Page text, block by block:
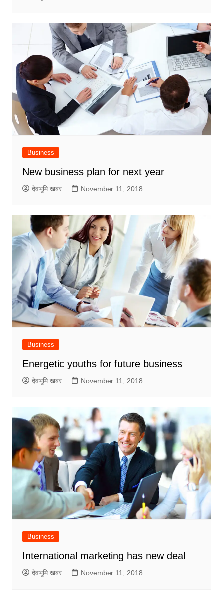
Business
New business plan for next year
देवभूमि खबर November 11, 2018
Business
Energetic youths for future business
देवभूमि खबर November 11, 2018
Business
International marketing has new deal
देवभूमि खबर November 11, 2018